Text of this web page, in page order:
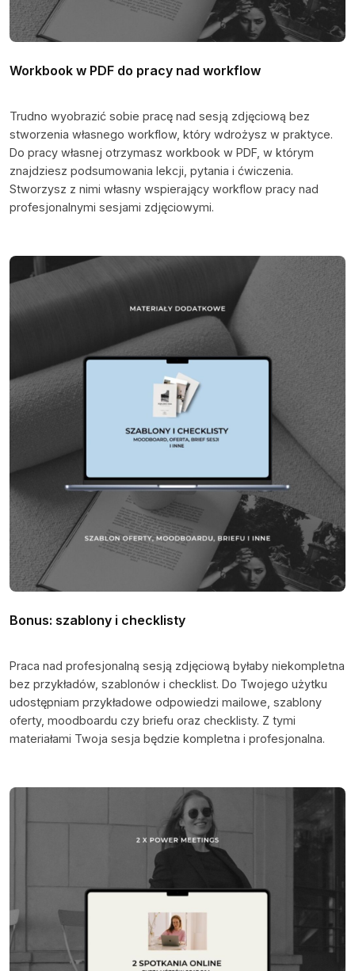
Workbook w PDF do pracy nad workflow
Trudno wyobrazić sobie pracę nad sesją zdjęciową bez
stworzenia własnego workflow, który wdrożysz w praktyce.
Do pracy własnej otrzymasz workbook w PDF, w którym
znajdziesz podsumowania lekcji, pytania i ćwiczenia.
Stworzysz z nimi własny wspierający workflow pracy nad
profesjonalnymi sesjami zdjęciowymi.
Bonus: szablony i checklisty
Praca nad profesjonalną sesją zdjęciową byłaby niekompletna
bez przykładów, szablonów i checklist. Do Twojego użytku
udostępniam przykładowe odpowiedzi mailowe, szablony
oferty, moodboardu czy briefu oraz checklisty. Z tymi
materiałami Twoja sesja będzie kompletna i profesjonalna.